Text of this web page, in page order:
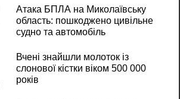
Атака БПЛА на Миколаївську
область: пошкоджено цивільне
судно та автомобіль
Вчені знайшли молоток із
слонової кістки віком 500 000
років